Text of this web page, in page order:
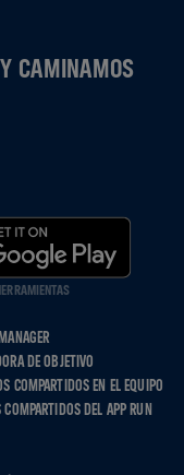
CAMINAMOS
DE OBJETIVO
COMPARTIDOS EN EL EQUIPO
COMPARTIDOS DEL APP RUN